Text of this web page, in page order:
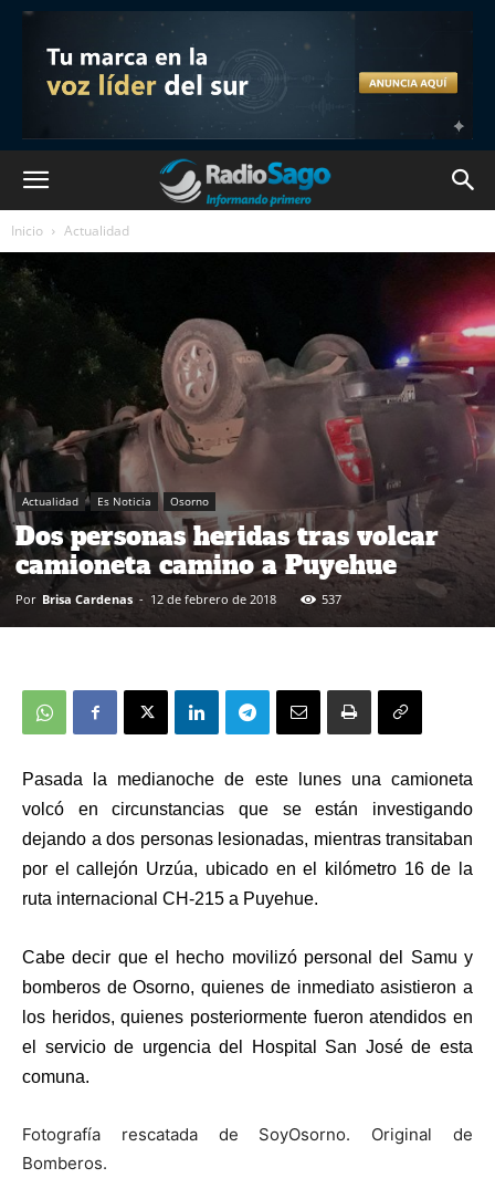
Inicio Actualidad
Actualidad Es Noticia Osorno
Dos personas heridas tras volcar
camioneta camino a Puyehue
Por Brisa Cardenas - 12 de febrero de 2018 537
Pasada la medianoche de este lunes una camioneta
volcó en circunstancias que se están investigando
dejando a dos personas lesionadas, mientras transitaban
por el callejón Urzúa, ubicado en el kilómetro 16 de la
ruta internacional CH-215 a Puyehue.
Cabe decir que el hecho movilizó personal del Samu y
bomberos de Osorno, quienes de inmediato asistieron a
los heridos, quienes posteriormente fueron atendidos en
el servicio de urgencia del Hospital San José de esta
comuna.
Fotografía rescatada de SoyOsorno. Original de
Bomberos.